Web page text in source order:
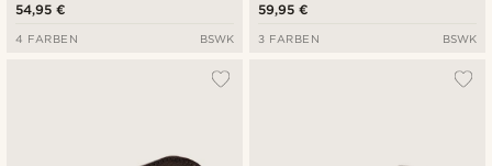
54,95 €
4 FARBEN BSWK
59,95 €
3 FARBEN BSWK